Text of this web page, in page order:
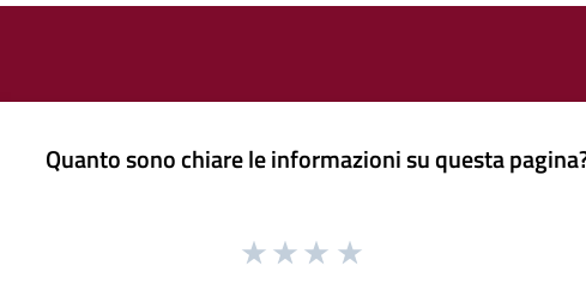
Quanto sono chiare le informazioni su questa